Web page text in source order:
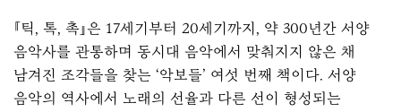
『틱, 톡, 촉』은 17세기부터 20세기까지, 약 300년간 서양
음악사를 관통하며 동시대 음악에서 맞춰지지 않은 채
남겨진 조각들을 찾는 ‘악보들’ 여섯 번째 책이다. 서양
음악의 역사에서 노래의 선율과 다른 선이 형성되는